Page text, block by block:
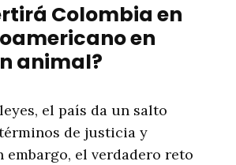
Colombia en
en
animal?
el país da un salto
de justicia y
embargo, el verdadero reto